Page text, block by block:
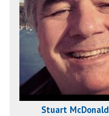
Stuart McDonald